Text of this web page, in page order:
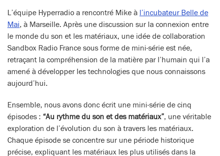
L’équipe Hyperradio a rencontré Mike à l’incubateur Belle de
Mai, à Marseille. Après une discussion sur la connexion entre
le monde du son et les matériaux, une idée de collaboration
Sandbox Radio France sous forme de mini-série est née,
retraçant la compréhension de la matière par l’humain qui l’a
amené à développer les technologies que nous connaissons
aujourd’hui.
Ensemble, nous avons donc écrit une mini-série de cinq
épisodes : “Au rythme du son et des matériaux”, une véritable
exploration de l’évolution du son à travers les matériaux.
Chaque épisode se concentre sur une période historique
précise, expliquant les matériaux les plus utilisés dans la